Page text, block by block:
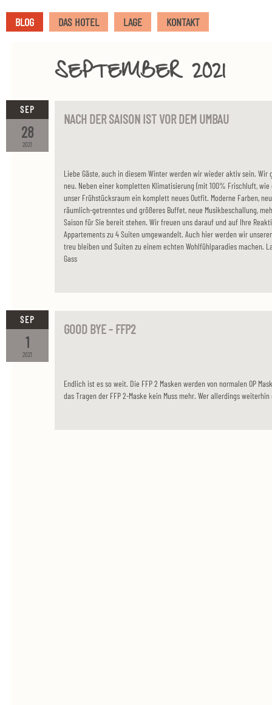
BLOG DAS HOTEL LAGE KONTAKT
SEPTEMBER 2021
2021
28
SEP
NACH DER SAISON IST VOR DEM UMBAU
Liebe Gäste, auch in diesem Winter werden wir wieder aktiv sein.
neu. Neben einer kompletten Klimatisierung (mit 100% Frischluft,
unser Frühstücksraum ein komplett neues Outfit. Moderne Farben,
räumlich-getrenntes und größeres Buffet, neue Musikbeschallung,
Saison für Sie bereit stehen. Wir freuen uns darauf und auf Ihre
Appartements zu 4 Suiten umgewandelt. Auch hier werden wir
treu bleiben und Suiten zu einem echten Wohlfühlparadies machen.
Gass
2021
1
SEP
GOOD BYE - FFP2
Endlich ist es so weit. Die FFP 2 Masken werden von normalen OP
das Tragen der FFP 2-Maske kein Muss mehr. Wer allerdings